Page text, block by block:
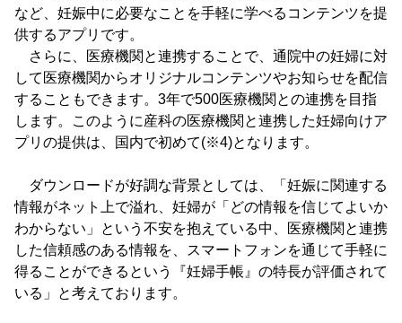
など、妊娠中に必要なことを手軽に学べるコンテンツを提
供するアプリです。
さらに、医療機関と連携することで、通院中の妊婦に対
して医療機関からオリジナルコンテンツやお知らせを配信
することもできます。3年で500医療機関との連携を目指
します。このように産科の医療機関と連携した妊婦向けア
プリの提供は、国内で初めて(※4)となります。
ダウンロードが好調な背景としては、「妊娠に関連する
情報がネット上で溢れ、妊婦が「どの情報を信じてよいか
わからない」という不安を抱えている中、医療機関と連携
した信頼感のある情報を、スマートフォンを通じて手軽に
得ることができるという『妊婦手帳』の特長が評価されて
いる」と考えております。